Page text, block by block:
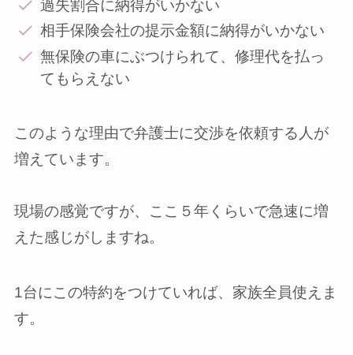
過失割合に納得がいかない
相手保険会社の提示金額に納得がいかない
無保険の車にぶつけられて、修理代を払っ
てもらえない
このような理由で弁護士に交渉を依頼する人が
増えています。
現場の感覚ですが、ここ５年くらいで急速に増
えた感じがしますね。
1台にこの特約をつけていれば、家族全員使えま
す。